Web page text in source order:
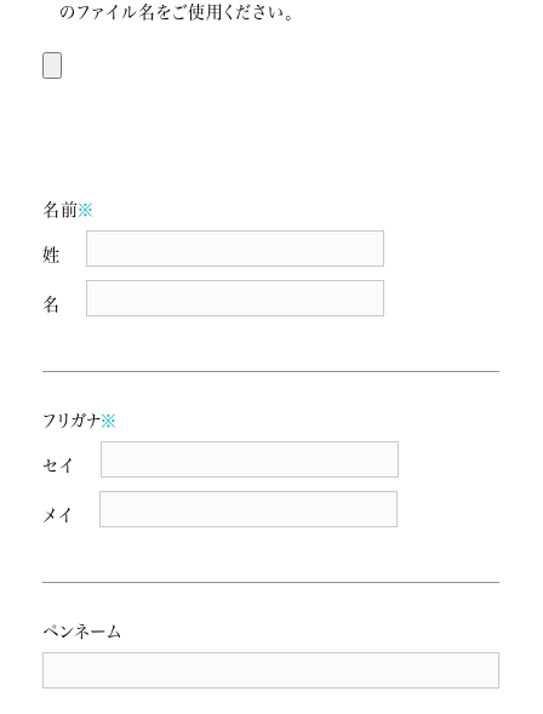
のファイル名をご使用ください。
名前※
姓
名
フリガナ※
セイ
メイ
ペンネーム